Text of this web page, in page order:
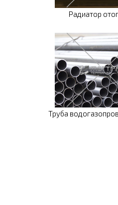
Радиатор
Труба